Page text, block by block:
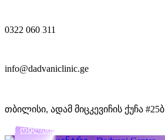
0322 060 311
info@dadvaniclinic.ge
თბილისი, ადამ მიცკევიჩის ქუჩა #25ბ
ონლაინ ჩაწერა